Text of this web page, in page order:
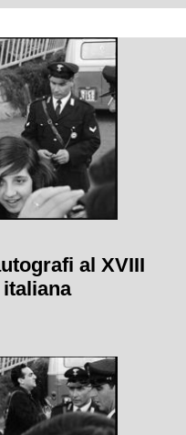
al XVIII